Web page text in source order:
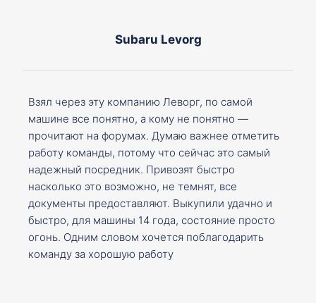
Subaru Levorg
Взял через эту компанию Леворг, по самой
машине все понятно, а кому не понятно —
прочитают на форумах. Думаю важнее отметить
работу команды, потому что сейчас это самый
надежный посредник. Привозят быстро
насколько это возможно, не темнят, все
документы предоставляют. Выкупили удачно и
быстро, для машины 14 года, состояние просто
огонь. Одним словом хочется поблагодарить
команду за хорошую работу